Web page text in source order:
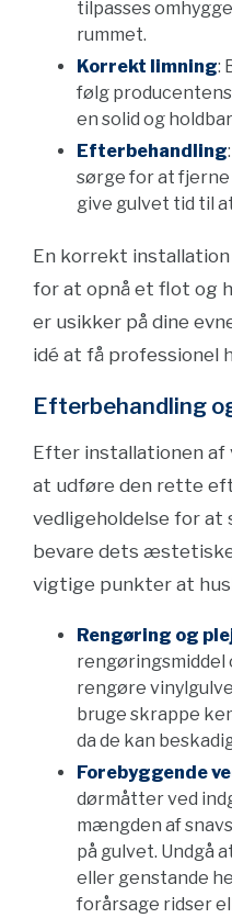
tilpasses
rummet.
Korrekt limning:
følg
en solid og
Efterbehandling
sørge for at
give gulvet tid til
En korrekt
for at opnå et flot og
er usikker på dine
idé at få professionel
Efterbehandling
Efter installationen
at udføre den rette
vedligeholdelse for at
bevare dets
vigtige punkter at
Rengøring og
rengøringsmiddel
rengøre
bruge skrappe
da de kan
Forebyggende
dørmåtter ved
mængden af
på gulvet. Undgå
eller genstande
forårsage ridser